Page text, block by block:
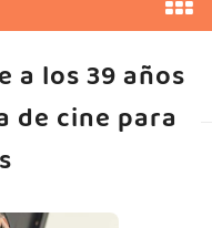
a los 39 años
de cine para